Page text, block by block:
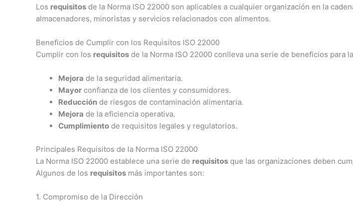
Los requisitos de la Norma ISO 22000 son aplicables a cualquier organización en la
almacenadores, minoristas y servicios relacionados con alimentos.
Beneficios de Cumplir con los Requisitos ISO 22000
Cumplir con los requisitos de la Norma ISO 22000 conlleva una serie de beneficios para
Mejora de la seguridad alimentaria.
Mayor confianza de los clientes y consumidores.
Reducción de riesgos de contaminación alimentaria.
Mejora de la eficiencia operativa.
Cumplimiento de requisitos legales y regulatorios.
Principales Requisitos de la Norma ISO 22000
La Norma ISO 22000 establece una serie de requisitos que las organizaciones deben
Algunos de los requisitos más importantes son:
1. Compromiso de la Dirección